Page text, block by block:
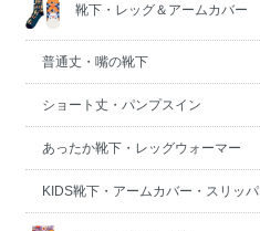
靴下・レッグ＆アームカバー
普通丈・嘴の靴下
ショート丈・パンプスイン
あったか靴下・レッグウォーマー
KIDS靴下・アームカバー・スリッパ